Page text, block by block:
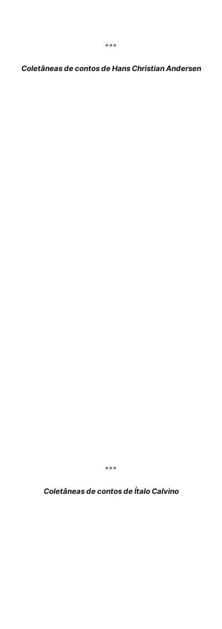
***
Coletâneas de contos de Hans Christian Andersen
***
Coletâneas de contos de Ítalo Calvino